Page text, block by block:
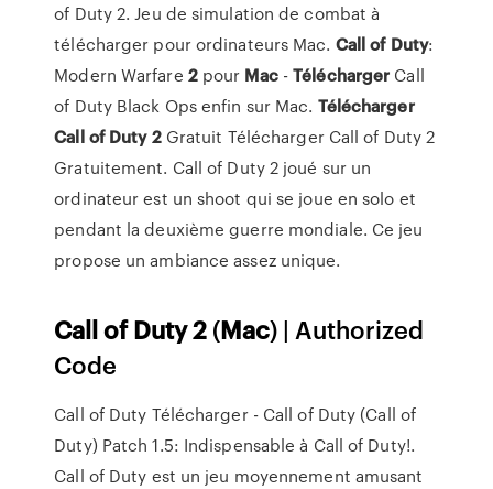
of Duty 2. Jeu de simulation de combat à
télécharger pour ordinateurs Mac. Callof Duty:
Modern Warfare 2pour Mac-Télécharger Call
of Duty Black Ops enfin sur Mac. Télécharger
Call of Duty 2Gratuit Télécharger Call of Duty 2
Gratuitement. Call of Duty 2 joué sur un
ordinateur est un shoot qui se joue en solo et
pendant la deuxième guerre mondiale. Ce jeu
propose un ambiance assez unique.
CallofDuty2 (Mac) | Authorized
Code
Call of Duty Télécharger - Call of Duty (Call of
Duty) Patch 1.5: Indispensable à Call of Duty!.
Call of Duty est un jeu moyennement amusant